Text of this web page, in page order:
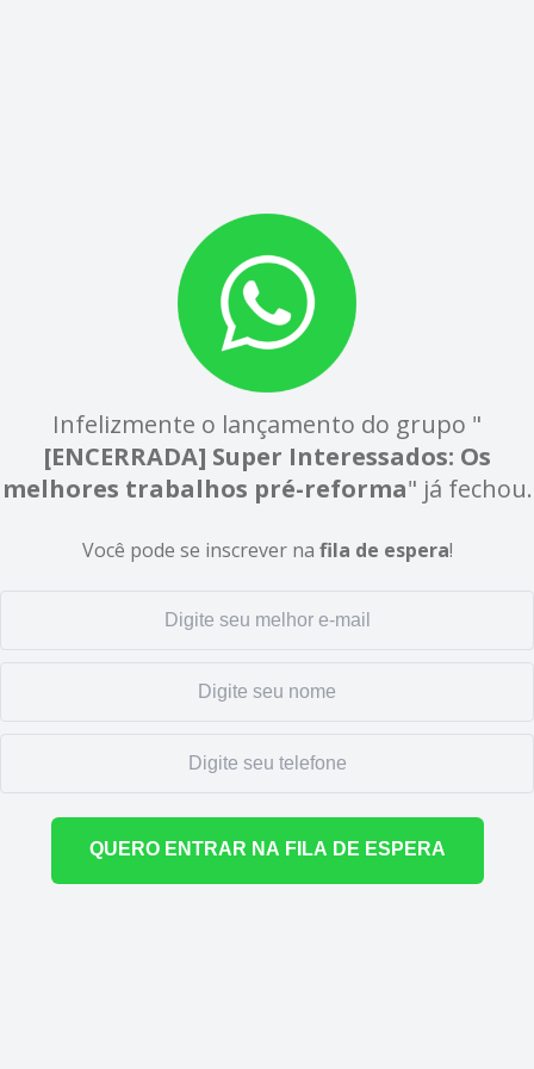
Infelizmente o lançamento do grupo "
[ENCERRADA] Super Interessados: Os
melhores trabalhos pré-reforma" já fechou.
Você pode se inscrever na fila de espera!
QUERO ENTRAR NA FILA DE ESPERA